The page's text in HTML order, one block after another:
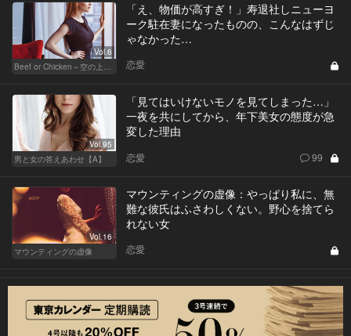
Vol.6
Beef or Chicken～空の上の恋愛模様～
「え、物価が高すぎ！」寿退社しニューヨ
ーク駐在妻になったものの、こんなはずじ
ゃなかった…
恋愛
Vol.95
男と女の答えあわせ【A】
「見てはいけないモノを見てしまった…」
一夜を共にしてから、年下美女の態度が急
変した理由
恋愛 99
Vol.16
マウンティングの虚像
マウンティングの虚像：やっぱり私に、無
難な彼氏はふさわしくない。野心を捨てら
れない女
恋愛